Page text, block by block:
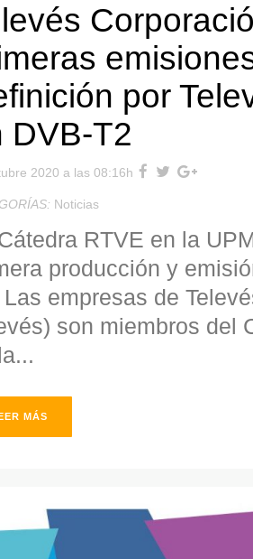
por
DVB-T2
2020 a las 08:16h
Noticias
RTVE en la
producción y
empresas de
son miembros del
MÁS